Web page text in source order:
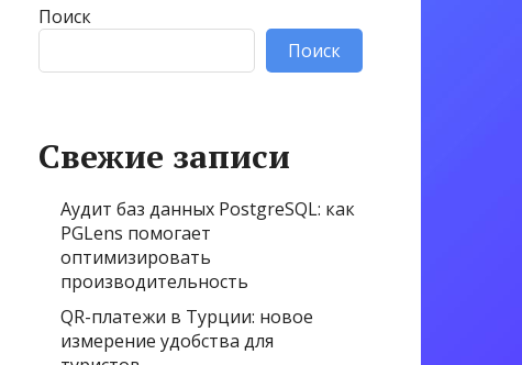
Поиск
Поиск
Свежие записи
Аудит баз данных PostgreSQL: как
PGLens помогает
оптимизировать
производительность
QR-платежи в Турции: новое
измерение удобства для